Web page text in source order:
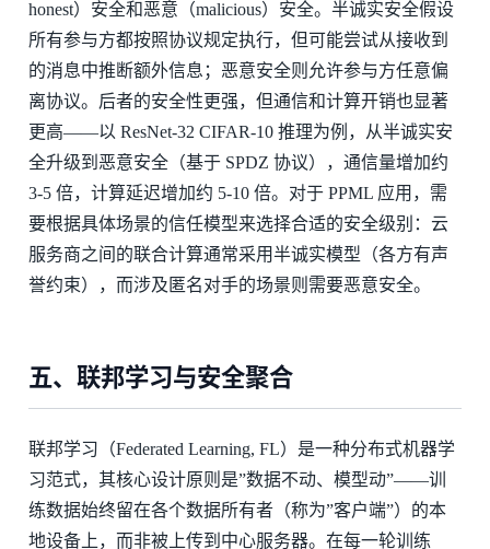
honest）安全和恶意（malicious）安全。半诚实安全假设
所有参与方都按照协议规定执行，但可能尝试从接收到
的消息中推断额外信息；恶意安全则允许参与方任意偏
离协议。后者的安全性更强，但通信和计算开销也显著
更高——以 ResNet-32 CIFAR-10 推理为例，从半诚实安
全升级到恶意安全（基于 SPDZ 协议），通信量增加约
3-5 倍，计算延迟增加约 5-10 倍。对于 PPML 应用，需
要根据具体场景的信任模型来选择合适的安全级别：云
服务商之间的联合计算通常采用半诚实模型（各方有声
誉约束），而涉及匿名对手的场景则需要恶意安全。
五、联邦学习与安全聚合
联邦学习（Federated Learning, FL）是一种分布式机器学
习范式，其核心设计原则是”数据不动、模型动”——训
练数据始终留在各个数据所有者（称为”客户端”）的本
地设备上，而非被上传到中心服务器。在每一轮训练